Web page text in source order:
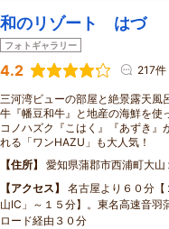
和のリゾート はづ
フォトギャラリー
4.2 217件
三河湾ビューの部屋と絶景露天風
牛『幡豆和牛』と地産の海鮮を
コノハズク『こはく』『あずき』
れる「ワンHAZU」も大人気！
住所
愛知県蒲郡市西浦町大山
アクセス
名古屋より６０分
山ⅠC」～１５分】。東名高速音羽
ロード経由３０分